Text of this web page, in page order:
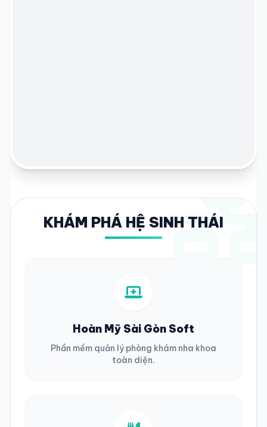
KHÁM PHÁ HỆ SINH THÁI
Hoàn Mỹ Sài Gòn Soft
Phần mềm quản lý phòng khám nha khoa
toàn diện.